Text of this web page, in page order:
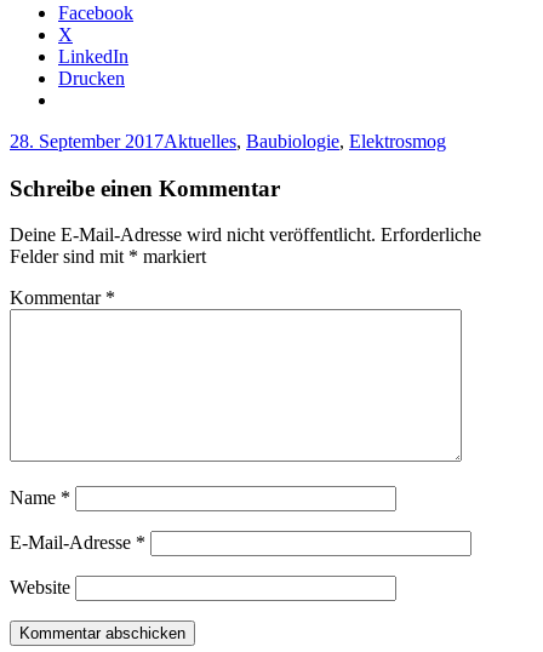
Facebook
X
LinkedIn
Drucken
28. September 2017Aktuelles, Baubiologie, Elektrosmog
Schreibe einen Kommentar
Deine E-Mail-Adresse wird nicht veröffentlicht. Erforderliche
Felder sind mit * markiert
Kommentar *
Name *
E-Mail-Adresse *
Website